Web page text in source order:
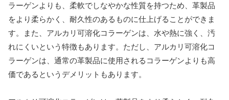
ラーゲンよりも、柔軟でしなやかな性質を持つため、革製品
をより柔らかく、耐久性のあるものに仕上げることができま
す。また、アルカリ可溶化コラーゲンは、水や熱に強く、汚
れにくいという特徴もあります。ただし、アルカリ可溶化コ
ラーゲンは、通常の革製品に使用されるコラーゲンよりも高
価であるというデメリットもあります。